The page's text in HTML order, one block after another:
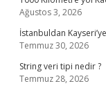
Ağustos 3, 2026
İstanbuldan
Temmuz 30, 2026
String veri tipi nedir ?
Temmuz 28, 2026